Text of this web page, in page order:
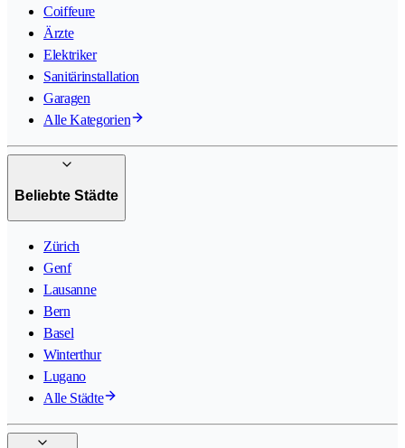
Coiffeure
Ärzte
Elektriker
Sanitärinstallation
Garagen
Alle Kategorien
Beliebte Städte
Zürich
Genf
Lausanne
Bern
Basel
Winterthur
Lugano
Alle Städte